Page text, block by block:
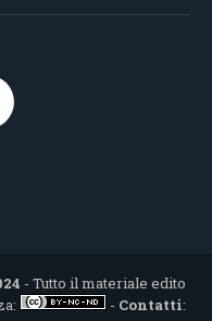
- Tutto il materiale edito
- Contatti: